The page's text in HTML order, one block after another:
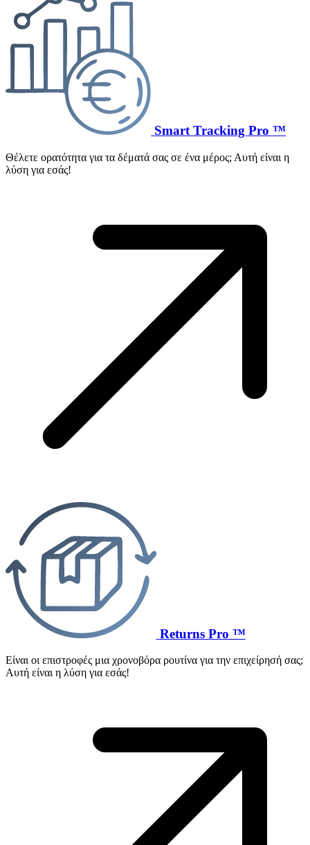
Smart Tracking Pro ™
Θέλετε ορατότητα για τα δέματά σας σε ένα μέρος; Αυτή είναι η
λύση για εσάς!
Returns Pro ™
Είναι οι επιστροφές μια χρονοβόρα ρουτίνα για την επιχείρησή σας;
Αυτή είναι η λύση για εσάς!